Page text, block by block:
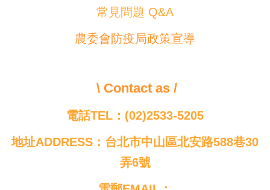
常見問題 Q&A
農委會防疫局政策宣導
\ Contact as /
電話TEL：(02)2533-5205
地址ADDRESS：台北市中山區北安路588巷30
弄6號